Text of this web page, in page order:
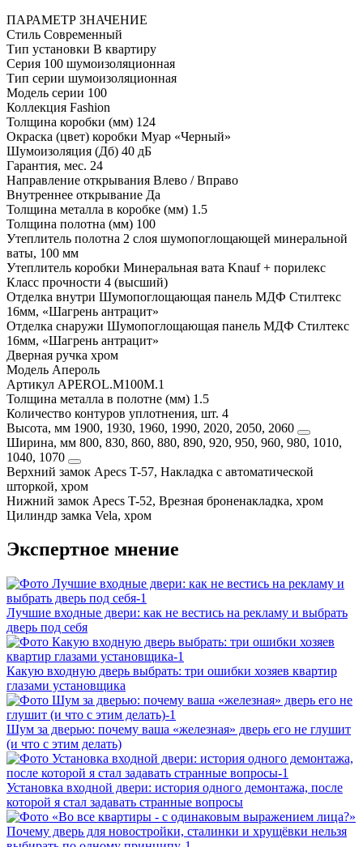
ПАРАМЕТР ЗНАЧЕНИЕ
Стиль Современный
Тип установки В квартиру
Серия 100 шумоизоляционная
Тип серии шумоизоляционная
Модель серии 100
Коллекция Fashion
Толщина коробки (мм) 124
Окраска (цвет) коробки Муар «Черный»
Шумоизоляция (Дб) 40 дБ
Гарантия, мес. 24
Направление открывания Влево / Вправо
Внутреннее открывание Да
Толщина металла в коробке (мм) 1.5
Толщина полотна (мм) 100
Утеплитель полотна 2 слоя шумопоглощающей минеральной
ваты, 100 мм
Утеплитель коробки Минеральная вата Knauf + порилекс
Класс прочности 4 (высший)
Отделка внутри Шумопоглощающая панель МДФ Стилтекс
16мм, «Шагрень антрацит»
Отделка снаружи Шумопоглощающая панель МДФ Стилтекс
16мм, «Шагрень антрацит»
Дверная ручка хром
Модель Апероль
Артикул APEROL.M100M.1
Толщина металла в полотне (мм) 1.5
Количество контуров уплотнения, шт. 4
Высота, мм 1900, 1930, 1960, 1990, 2020, 2050, 2060
Ширина, мм 800, 830, 860, 880, 890, 920, 950, 960, 980, 1010,
1040, 1070
Верхний замок Apecs T-57, Накладка с автоматической
шторкой, хром
Нижний замок Apecs T-52, Врезная броненакладка, хром
Цилиндр замка Vela, хром
Экспертное мнение
Лучшие входные двери: как не вестись на рекламу и выбрать
дверь под себя
Какую входную дверь выбрать: три ошибки хозяев квартир
глазами установщика
Шум за дверью: почему ваша «железная» дверь его не глушит
(и что с этим делать)
Установка входной двери: история одного демонтажа, после
которой я стал задавать странные вопросы